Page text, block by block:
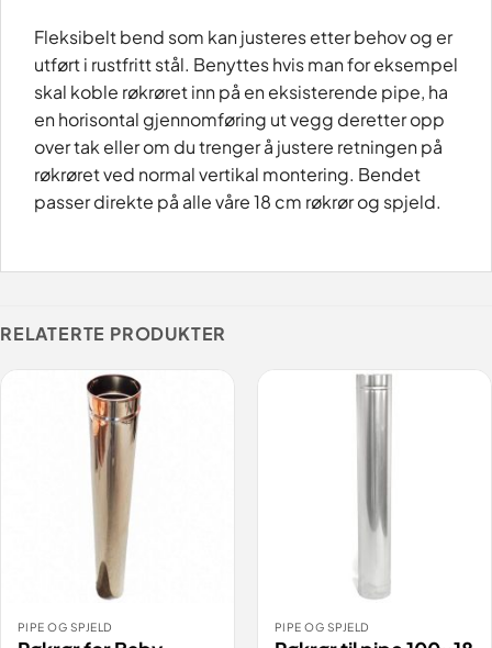
Fleksibelt bend som kan justeres etter behov og er
utført i rustfritt stål. Benyttes hvis man for eksempel
skal koble røkrøret inn på en eksisterende pipe, ha
en horisontal gjennomføring ut vegg deretter opp
over tak eller om du trenger å justere retningen på
røkrøret ved normal vertikal montering. Bendet
passer direkte på alle våre 18 cm røkrør og spjeld.
RELATERTE PRODUKTER
PIPE OG SPJELD PIPE OG SPJELD